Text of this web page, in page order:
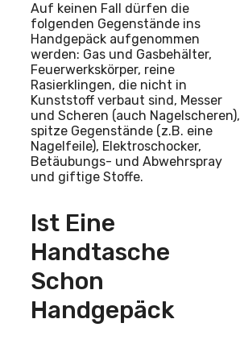
Auf keinen Fall dürfen die
folgenden Gegenstände ins
Handgepäck aufgenommen
werden: Gas und Gasbehälter,
Feuerwerkskörper, reine
Rasierklingen, die nicht in
Kunststoff verbaut sind, Messer
und Scheren (auch Nagelscheren),
spitze Gegenstände (z.B. eine
Nagelfeile), Elektroschocker,
Betäubungs- und Abwehrspray
und giftige Stoffe.
Ist Eine
Handtasche
Schon
Handgepäck